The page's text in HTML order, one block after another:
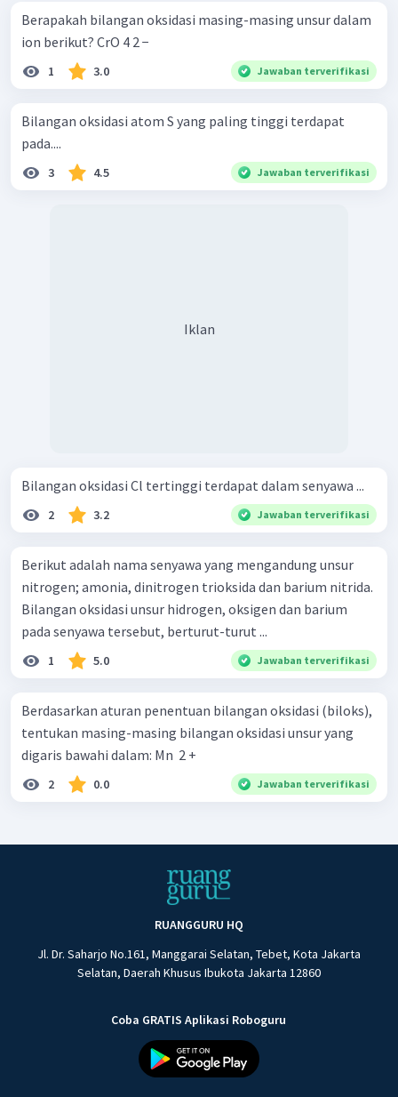
Berapakah bilangan oksidasi masing-masing unsur dalam
ion berikut? CrO 4 2 − ​
1 3.0 Jawaban terverifikasi
Bilangan oksidasi atom S yang paling tinggi terdapat
pada....
3 4.5 Jawaban terverifikasi
Iklan
Bilangan oksidasi Cl tertinggi terdapat dalam senyawa ...
2 3.2 Jawaban terverifikasi
Berikut adalah nama senyawa yang mengandung unsur
nitrogen; amonia, dinitrogen trioksida dan barium nitrida.
Bilangan oksidasi unsur hidrogen, oksigen dan barium
pada senyawa tersebut, berturut-turut ...
1 5.0 Jawaban terverifikasi
Berdasarkan aturan penentuan bilangan oksidasi (biloks),
tentukan masing-masing bilangan oksidasi unsur yang
digaris bawahi dalam: Mn ​ 2 +
2 0.0 Jawaban terverifikasi
RUANGGURU HQ
Jl. Dr. Saharjo No.161, Manggarai Selatan, Tebet, Kota Jakarta
Selatan, Daerah Khusus Ibukota Jakarta 12860
Coba GRATIS Aplikasi Roboguru